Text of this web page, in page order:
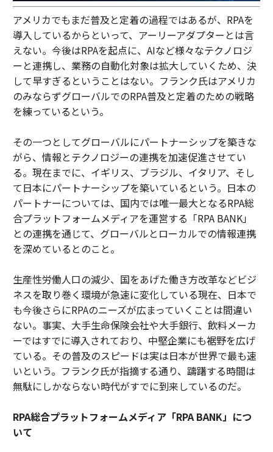
アメリカでもまだ普及と定着の過程ではあるが、RPAを
導入しているからといって、アーリーアダプターとは言
えない。今後はRPAを起点に、AIなど様々なテクノロジ
ーと連携し、業務の自動化対象は拡大していくため、決
して早すぎるということはない。フランク氏はアメリカ
のみならずグローバルでのRPA普及と定着のための戦略
を練っているという。
その一つとしてグローバルにパートナーシップを築きな
がら、情報とテクノロジーの連携を加速促進させてい
る。現在までに、イギリス、ブラジル、イタリア、そし
て日本にパートナーシップを築いているという。日本の
パートナーについては、国内では唯一最大となるRPA総
合プラットフォームメディアを運営する「RPA BANK」
との連携を通じて、グローバルとローカルでの情報連携
を深めているとのこと。
生産性労働人口の減少、国をあげた働き方改革などビジ
ネスを取り巻く環境が急速に変化している現在、日本で
も今後さらにRPAのニーズが広まっていくことは間違い
ない。事実、大手生命保険会社や大手銀行、飲料メーカ
ーではすでに導入されており、中堅企業にも裾野を広げ
ている。その普及のスピードは実は日本が世界で最も速
いという。フランク氏が指摘する通り、躊躇する時間は
無駄にしかならない時代がすでに到来しているのだ。
RPA総合プラットフォームメディア「RPA BANK」につ
いて